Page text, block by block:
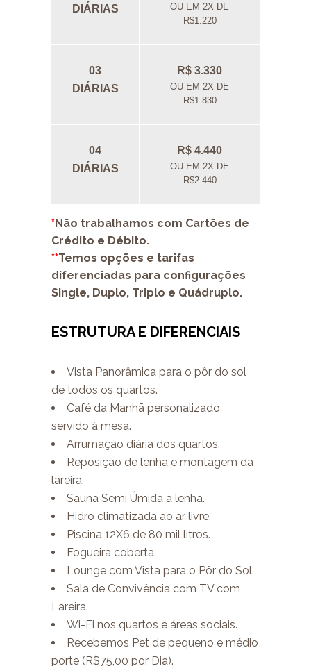
DIÁRIAS
OU EM 2X DE
R$1.220
03
DIÁRIAS
R$ 3.330
OU EM 2X DE
R$1.830
04
DIÁRIAS
R$ 4.440
OU EM 2X DE
R$2.440
*Não trabalhamos com Cartões de
Crédito e Débito.
**Temos opções e tarifas
diferenciadas para configurações
Single, Duplo, Triplo e Quádruplo.
ESTRUTURA E DIFERENCIAIS
Vista Panorâmica para o pôr do sol
de todos os quartos.
Café da Manhã personalizado
servido à mesa.
Arrumação diária dos quartos.
Reposição de lenha e montagem da
lareira.
Sauna Semi Úmida a lenha.
Hidro climatizada ao ar livre.
Piscina 12X6 de 80 mil litros.
Fogueira coberta.
Lounge com Vista para o Pôr do Sol.
Sala de Convivência com TV com
Lareira.
Wi-Fi nos quartos e áreas sociais.
Recebemos Pet de pequeno e médio
porte (R$75,00 por Dia).